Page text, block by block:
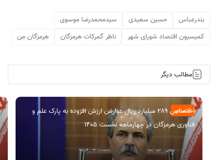
بندرعباس حسین سعیدی
سیدمحمدرضا موسوی
کمیسیون اقتصاد شورای شهر
ناظر گمرکات هرمزگان هرمزگان من
مطالب دیگر
اقتصادی
اختصاص ۲۸۹ میلیارد ریال عوارض ارزش افزوده به پارک علم و
فناوری هرمزگان در چهارماهه نخست ۱۴۰۵